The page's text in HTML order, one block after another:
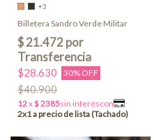
+3
Billetera Sandro Verde Militar
$28.630 30% OFF
$40.900